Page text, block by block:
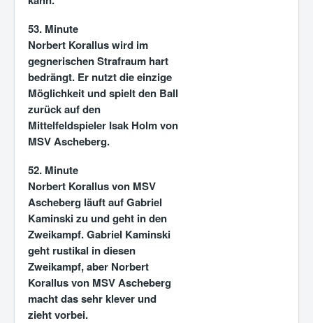
53. Minute
Norbert Korallus wird im
gegnerischen Strafraum hart
bedrängt. Er nutzt die einzige
Möglichkeit und spielt den Ball
zurück auf den
Mittelfeldspieler Isak Holm von
MSV Ascheberg.
52. Minute
Norbert Korallus von MSV
Ascheberg läuft auf Gabriel
Kaminski zu und geht in den
Zweikampf. Gabriel Kaminski
geht rustikal in diesen
Zweikampf, aber Norbert
Korallus von MSV Ascheberg
macht das sehr klever und
zieht vorbei.